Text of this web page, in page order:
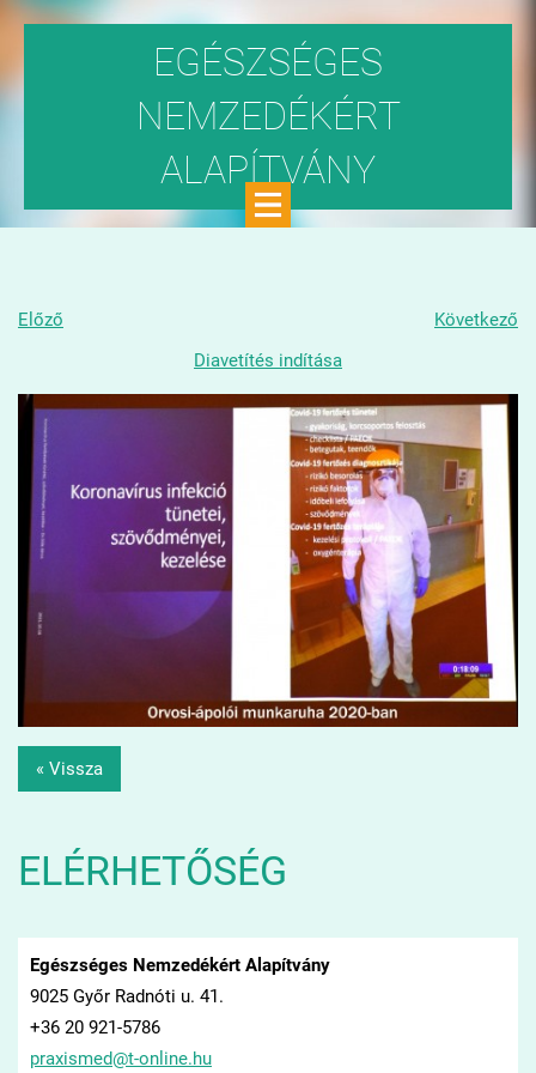
EGÉSZSÉGES
NEMZEDÉKÉRT
ALAPÍTVÁNY
Előző
Következő
Diavetítés indítása
« Vissza
ELÉRHETŐSÉG
Egészséges Nemzedékért Alapítvány
9025 Győr Radnóti u. 41.
+36 20 921-5786
praxismed@t-online.hu